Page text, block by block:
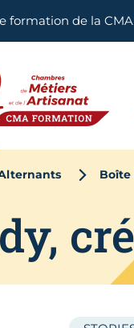
formation de la
Boîte